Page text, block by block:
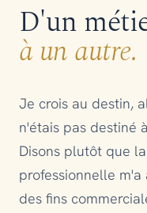
D'un
à un autre.
Je crois au destin,
n'étais pas destiné
Disons plutôt que
professionnelle
des fins